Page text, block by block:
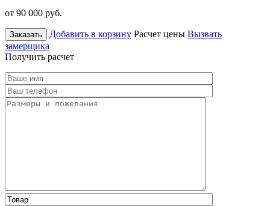
от 90 000 руб.
Заказать Добавить в корзину Расчет цены Вызвать
замерщика
Получить расчет